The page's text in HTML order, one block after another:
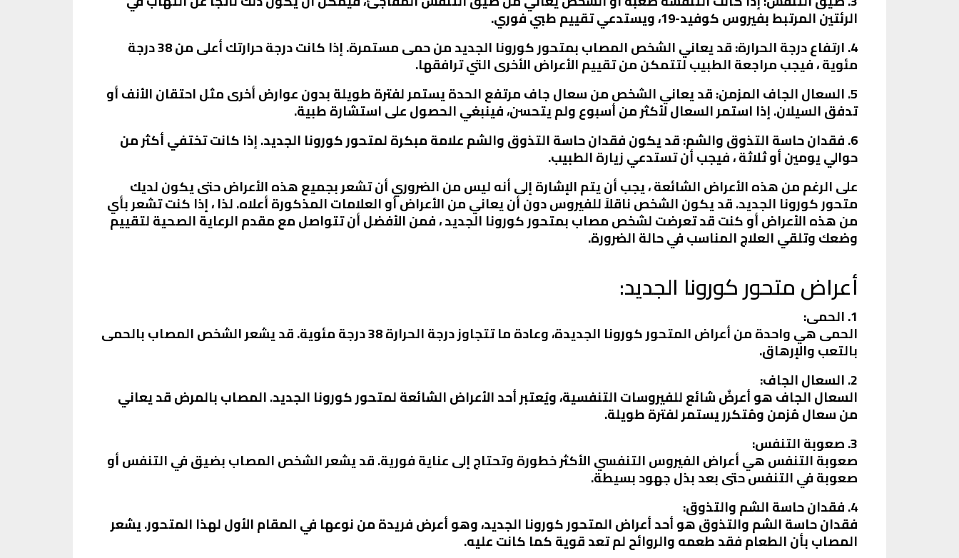
الرئتين المرتبط بفيروس كوفيد-19، ويستدعي تقييم طبي فوري.
4. ارتفاع درجة الحرارة: قد يعاني الشخص المصاب بمتحور كورونا الجديد من حمى مستمرة. إذا كانت درجة حرارتك أعلى من 38 درجة
مئوية ، فيجب مراجعة الطبيب لتتمكن من تقييم الأعراض الأخرى التي ترافقها.
5. السعال الجاف المزمن: قد يعاني الشخص من سعال جاف مرتفع الحدة يستمر لفترة طويلة بدون عوارض أخرى مثل احتقان الأنف أو
تدفق السيلان. إذا استمر السعال لأكثر من أسبوع ولم يتحسن، فينبغي الحصول على استشارة طبية.
6. فقدان حاسة التذوق والشم: قد يكون فقدان حاسة التذوق والشم علامة مبكرة لمتحور كورونا الجديد. إذا كانت تختفي أكثر من
حوالي يومين أو ثلاثة ، فيجب أن تستدعي زيارة الطبيب.
على الرغم من هذه الأعراض الشائعة ، يجب أن يتم الإشارة إلى أنه ليس من الضروري أن تشعر بجميع هذه الأعراض حتى يكون لديك
متحور كورونا الجديد. قد يكون الشخص ناقلاً للفيروس دون أن يعاني من الأعراض أو العلامات المذكورة أعلاه. لذا ، إذا كنت تشعر بأي
من هذه الأعراض أو كنت قد تعرضت لشخص مصاب بمتحور كورونا الجديد ، فمن الأفضل أن تتواصل مع مقدم الرعاية الصحية لتقييم
وضعك وتلقي العلاج المناسب في حالة الضرورة.
أعراض متحور كورونا الجديد:
1. الحمى:
الحمى هي واحدة من أعراض المتحور كورونا الجديدة، وعادة ما تتجاوز درجة الحرارة 38 درجة مئوية. قد يشعر الشخص المصاب بالحمى
بالتعب والإرهاق.
2. السعال الجاف:
السعال الجاف هو أعرضٌ شائع للفيروسات التنفسية، ويُعتبر أحد الأعراض الشائعة لمتحور كورونا الجديد. المصاب بالمرض قد يعاني
من سعال مُزمن ومُتكرر يستمر لفترة طويلة.
3. صعوبة التنفس:
صعوبة التنفس هي أعراض الفيروس التنفسي الأكثر خطورة وتحتاج إلى عناية فورية. قد يشعر الشخص المصاب بضيق في التنفس أو
صعوبة في التنفس حتى بعد بذل جهود بسيطة.
4. فقدان حاسة الشم والتذوق:
فقدان حاسة الشم والتذوق هو أحد أعراض المتحور كورونا الجديد، وهو أعرض فريدة من نوعها في المقام الأول لهذا المتحور. يشعر
المصاب بأن الطعام فقد طعمه والروائح لم تعد قوية كما كانت عليه.